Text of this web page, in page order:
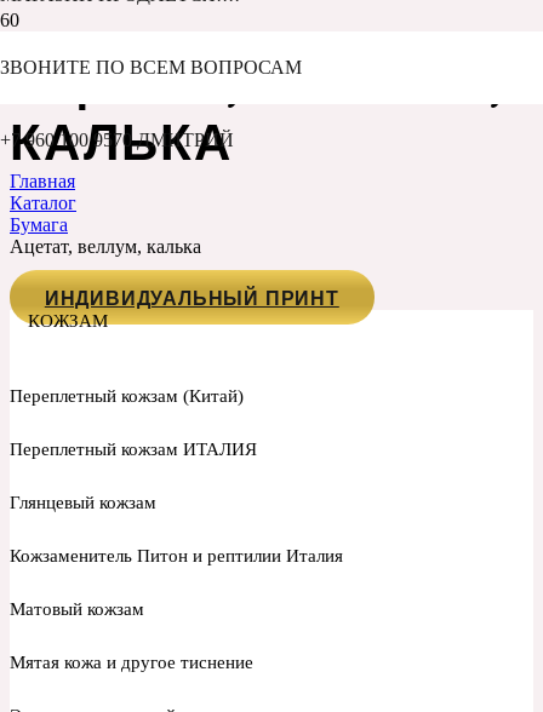
ЗВОНИТЕ ПО ВСЕМ ВОПРОСАМ
+7 960 100 9570 ДМИТРИЙ
АЦЕТАТ, ВЕЛЛУМ,
КАЛЬКА
Главная
Каталог
Бумага
Ацетат, веллум, калька
ИНДИВИДУАЛЬНЫЙ ПРИНТ
КОЖЗАМ
Переплетный кожзам (Китай)
Переплетный кожзам ИТАЛИЯ
Глянцевый кожзам
Кожзаменитель Питон и рептилии Италия
Матовый кожзам
Мятая кожа и другое тиснение